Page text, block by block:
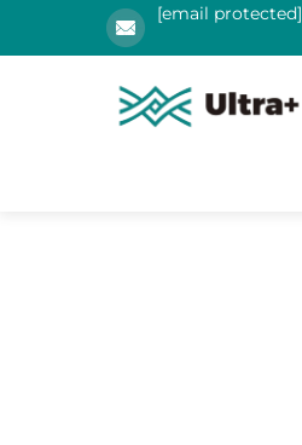
[email protected]